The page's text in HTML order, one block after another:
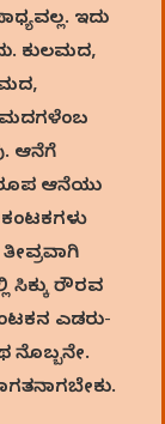
ಇದು
ಕುಲಮದ,
ಆನೆಗೆ
ಆನೆಯು
ಸಿಕ್ಕು ರೌರವ
ಎಡರು-
ನೊಬ್ಬನೇ.